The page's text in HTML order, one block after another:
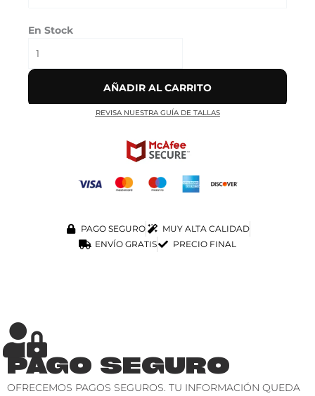
En Stock
AÑADIR AL CARRITO
REVISA NUESTRA GUÍA DE TALLAS
PAGO SEGURO
MUY ALTA CALIDAD
ENVÍO GRATIS
PRECIO FINAL
PAGO SEGURO
OFRECEMOS PAGOS SEGUROS. TU INFORMACIÓN QUEDA